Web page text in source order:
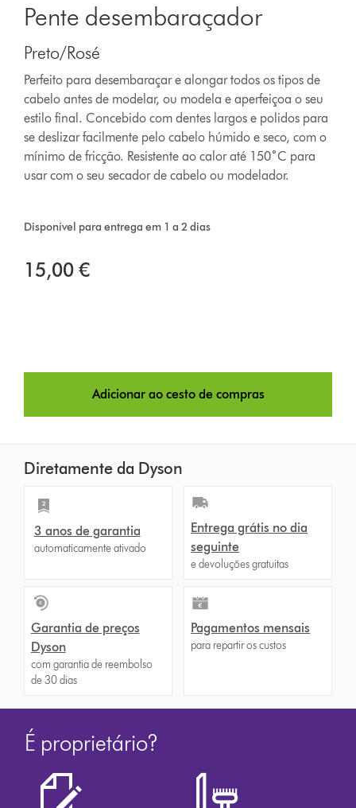
Pente desembaraçador
Preto/Rosé
Perfeito para desembaraçar e alongar todos os tipos de
cabelo antes de modelar, ou modela e aperfeiçoa o seu
estilo final. Concebido com dentes largos e polidos para
se deslizar facilmente pelo cabelo húmido e seco, com o
mínimo de fricção. Resistente ao calor até 150˚C para
usar com o seu secador de cabelo ou modelador.
Disponível para entrega em 1 a 2 dias
15,00 €
Adicionar ao cesto de compras
Diretamente da Dyson
3 anos de garantia
automaticamente ativado
Entrega grátis no dia
seguinte
e devoluções gratuitas
Garantia de preços
Dyson
com garantia de reembolso
de 30 dias
Pagamentos mensais
para repartir os custos
É proprietário?